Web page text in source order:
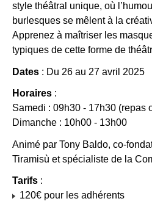
style théâtral unique, où
burlesques se mêlent à la
Apprenez à maîtriser les
typiques de cette forme de
Dates : Du 26 au 27 avril 2025
Horaires :
Samedi : 09h30 - 17h30 (repas
Dimanche : 10h00 - 13h00
Animé par Tony Baldo, co-
Tiramisù et spécialiste de la
Tarifs :
120€ pour les adhérents